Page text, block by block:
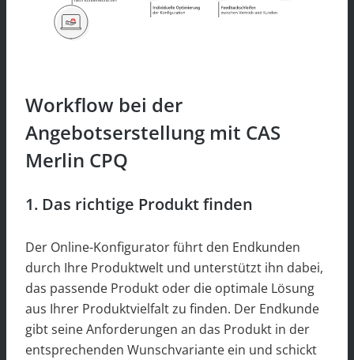
Workflow bei der
Angebotserstellung mit CAS
Merlin CPQ
1. Das richtige Produkt finden
Der Online-Konfigurator führt den Endkunden
durch Ihre Produktwelt und unterstützt ihn dabei,
das passende Produkt oder die optimale Lösung
aus Ihrer Produktvielfalt zu finden. Der Endkunde
gibt seine Anforderungen an das Produkt in der
entsprechenden Wunschvariante ein und schickt